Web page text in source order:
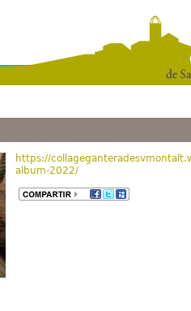
https://
album-2022/